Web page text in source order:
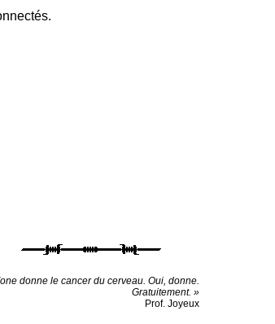
donne le cancer du cerveau. Oui, donne.
Gratuitement. »
Prof. Joyeux